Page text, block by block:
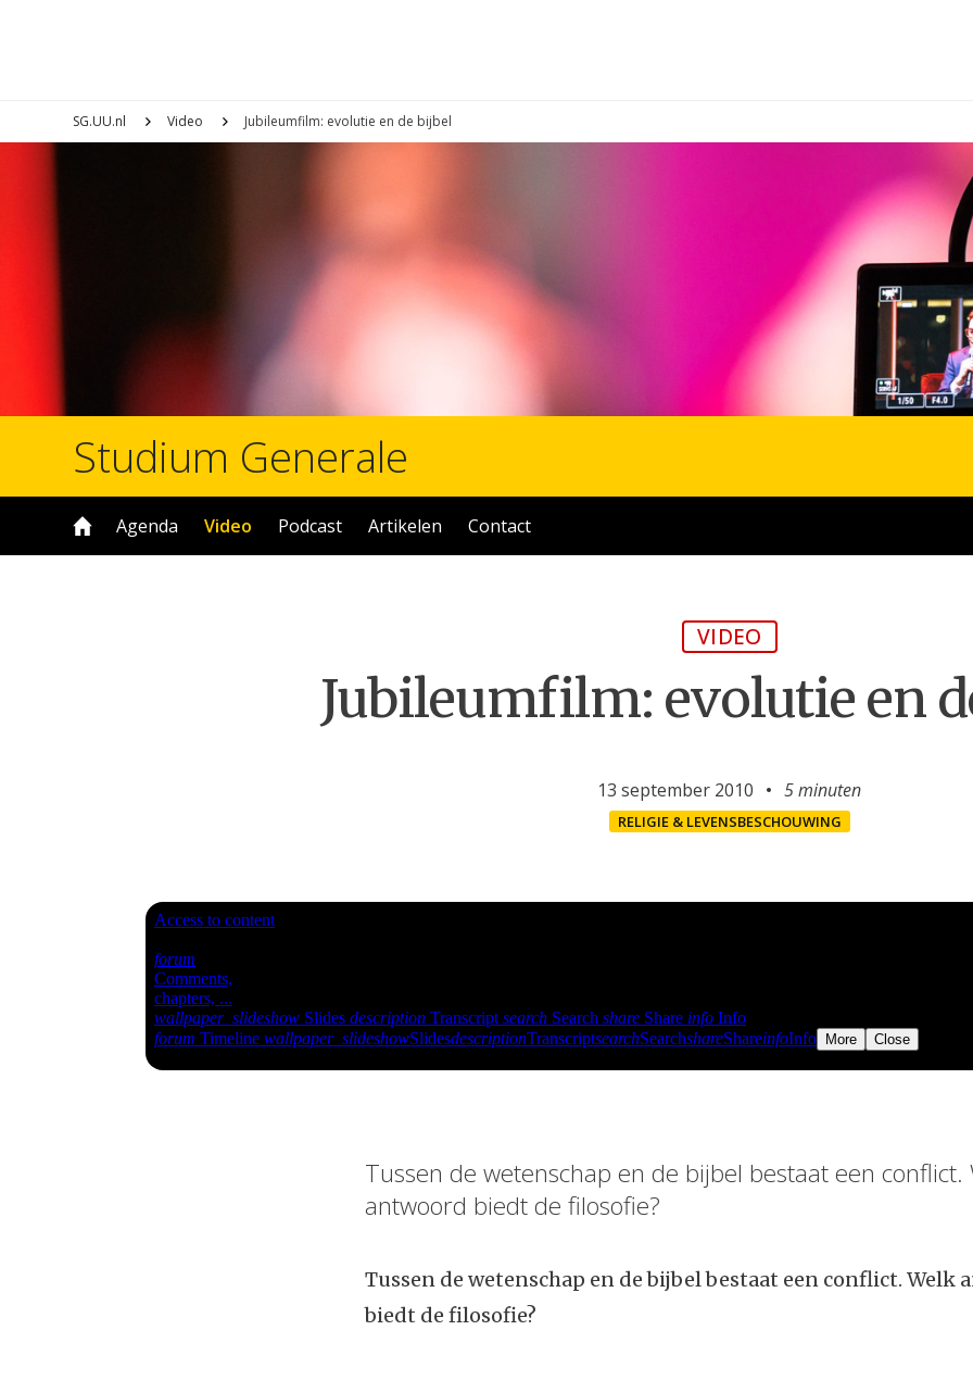
SG.UU.nl Video Jubileumfilm: evolutie en de bijbel
Studium Generale
Agenda Video Podcast Artikelen Contact
VIDEO
Jubileumfilm: evolutie en
13 september 2010 5 minuten
RELIGIE & LEVENSBESCHOUWING
Tussen de wetenschap en de bijbel bestaat een conflict.
antwoord biedt de filosofie?
Tussen de wetenschap en de bijbel bestaat een conflict. Welk
biedt de filosofie?